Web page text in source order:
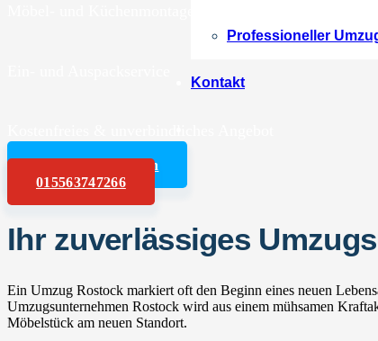
Professioneller
Kontakt
Angebot anfordern
015563747266
Ihr zuverlässiges
Ein Umzug Rostock markiert oft den Beginn eines neuen
Umzugsunternehmen Rostock wird aus einem mühsamen
Möbelstück am neuen Standort.